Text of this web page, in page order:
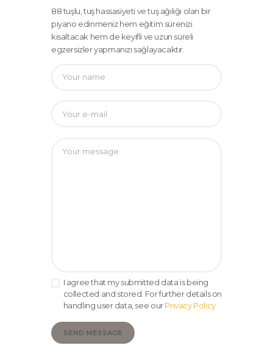
88 tuşlu, tuş hassasiyeti ve tuş ağılığı olan bir
piyano edinmeniz hem eğitim sürenizi
kısaltacak hem de keyifli ve uzun süreli
egzersizler yapmanızı sağlayacaktır.
I agree that my submitted data is being
collected and stored. For further details on
handling user data, see ourPrivacy Policy
SEND MESSAGE